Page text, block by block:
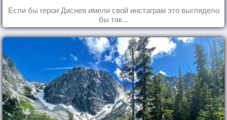
Если бы герои Диснея имели свой инстаграм это выглядело
бы так...